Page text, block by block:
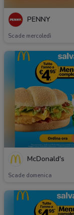
PENNY
Scade mercoledì
McDonald's
Scade domenica